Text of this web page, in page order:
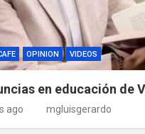
OPINION VIDEOS
en educación de
ago mgluisgerardo